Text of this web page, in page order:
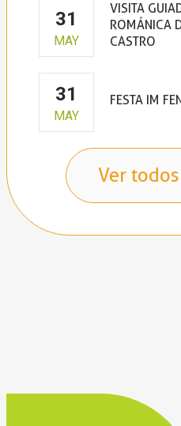
31
MAY
VISITA
ROMÁNICA
CASTRO
31
MAY
FESTA IM
Ver